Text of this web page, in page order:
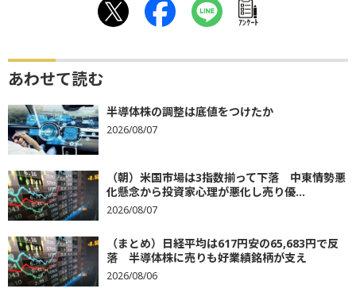
ｱﾝｹｰﾄ
あわせて読む
半導体株の調整は底値をつけたか
2026/08/07
（朝）米国市場は3指数揃って下落 中東情勢悪
化懸念から投資家心理が悪化し売り優...
2026/08/07
（まとめ）日経平均は617円安の65,683円で反
落 半導体株に売りも好業績銘柄が支え
2026/08/06